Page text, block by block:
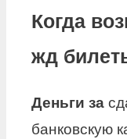
Когда
жд
Деньги за
банковскую